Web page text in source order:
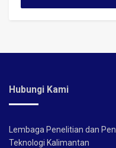
Hubungi Kami
Lembaga Penelitian dan
Teknologi Kalimantan